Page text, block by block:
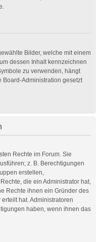
Bilder, welche mit einem
dessen Inhalt kennzeichnen
zu verwenden, hängt
Administration gesetzt
Rechte im Forum. Sie
z. B. Berechtigungen
erstellen,
die ein Administrator hat,
Rechte ihnen ein Gründer des
hat. Administratoren
haben, wenn ihnen das